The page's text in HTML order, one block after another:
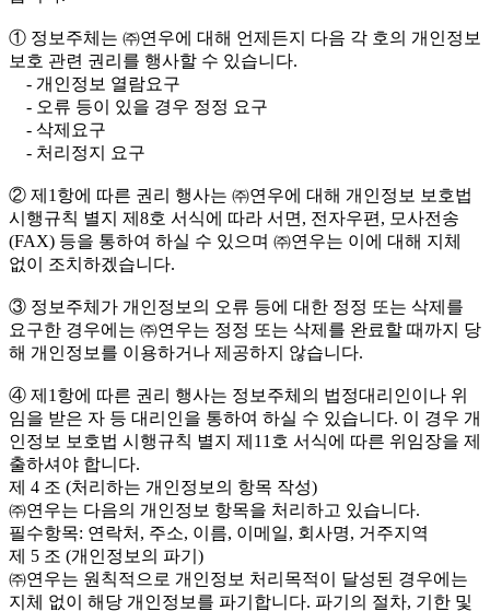
① 정보주체는 ㈜연우에 대해 언제든지 다음 각 호의 개인정보
보호 관련 권리를 행사할 수 있습니다.
- 개인정보 열람요구
- 오류 등이 있을 경우 정정 요구
- 삭제요구
- 처리정지 요구
② 제1항에 따른 권리 행사는 ㈜연우에 대해 개인정보 보호법
시행규칙 별지 제8호 서식에 따라 서면, 전자우편, 모사전송
(FAX) 등을 통하여 하실 수 있으며 ㈜연우는 이에 대해 지체
없이 조치하겠습니다.
③ 정보주체가 개인정보의 오류 등에 대한 정정 또는 삭제를
요구한 경우에는 ㈜연우는 정정 또는 삭제를 완료할 때까지 당
해 개인정보를 이용하거나 제공하지 않습니다.
④ 제1항에 따른 권리 행사는 정보주체의 법정대리인이나 위
임을 받은 자 등 대리인을 통하여 하실 수 있습니다. 이 경우 개
인정보 보호법 시행규칙 별지 제11호 서식에 따른 위임장을 제
출하셔야 합니다.
제 4 조 (처리하는 개인정보의 항목 작성)
㈜연우는 다음의 개인정보 항목을 처리하고 있습니다.
필수항목: 연락처, 주소, 이름, 이메일, 회사명, 거주지역
제 5 조 (개인정보의 파기)
㈜연우는 원칙적으로 개인정보 처리목적이 달성된 경우에는
지체 없이 해당 개인정보를 파기합니다. 파기의 절차, 기한 및